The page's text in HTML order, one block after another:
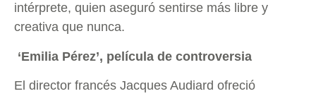
intérprete, quien aseguró sentirse más libre y
creativa que nunca.
‘Emilia Pérez’, película de controversia
El director francés Jacques Audiard ofreció